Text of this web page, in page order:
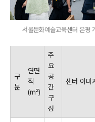
서울문화예술교육센터 은평
구
분
연면
적
(㎡)
주
요
공
간
구
성
센터 이미